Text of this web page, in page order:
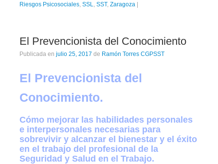
Riesgos Psicosociales SSL SST, Zaragoza |
El Prevencionista del Conocimiento
Publicada en julio 25, 2017 de Ramón Torres CGPSST
El Prevencionista del
Conocimiento.
Cómo mejorar las habilidades personales
e interpersonales necesarias para
sobrevivir y alcanzar el bienestar y el éxito
en el trabajo del profesional de la
Seguridad y Salud en el Trabajo.